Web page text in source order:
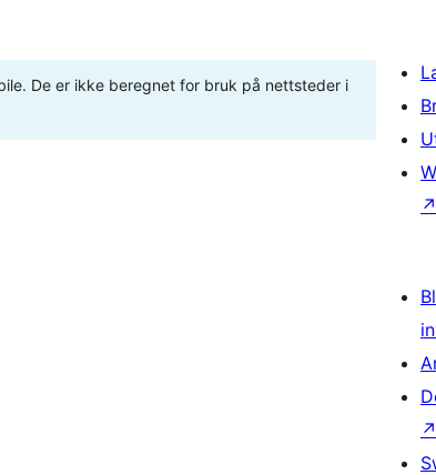
De er ikke beregnet for bruk på nettsteder i
↗
↗